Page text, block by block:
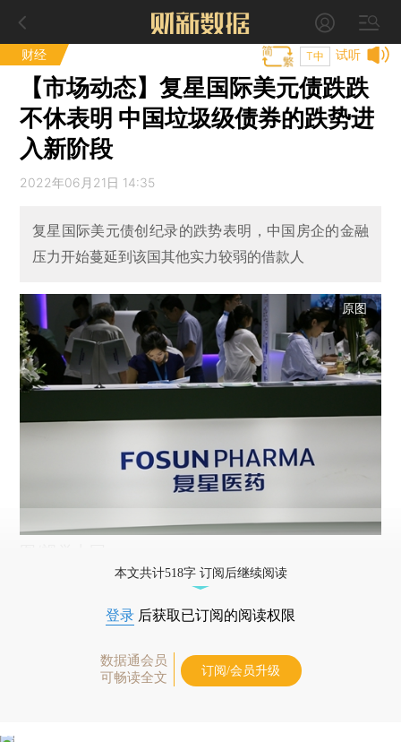
财经 试听
T中
【市场动态】复星国际美元债跌跌
不休表明 中国垃圾级债券的跌势进
入新阶段
2022年06月21日 14:35
复星国际美元债创纪录的跌势表明，中国房企的金融
压力开始蔓延到该国其他实力较弱的借款人
原图
本文共计518字 订阅后继续阅读
登录 后获取已订阅的阅读权限
数据通会员
可畅读全文
订阅/会员升级